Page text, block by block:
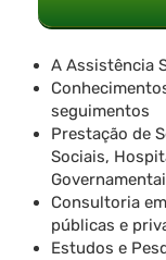
A Assistência
seguimentos
Prestação de
Sociais,
Consultoria
públicas e
Estudos e